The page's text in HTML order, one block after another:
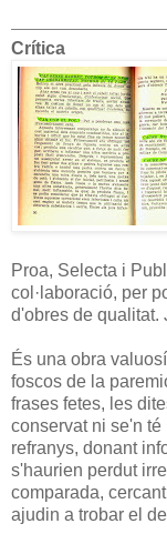
Crítica
Proa, Selecta i
col·laboració, per
d'obres de qualitat.
És una obra
foscos de la
frases fetes, les
conservat ni se'n
refranys, donant
s'haurien perdut
comparada,
ajudin a trobar el